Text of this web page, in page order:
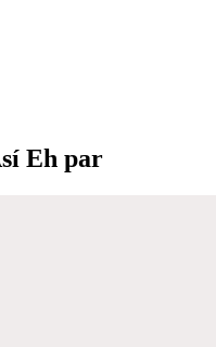
Eh par